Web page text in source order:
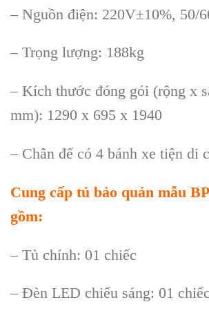
– Nguồn điện: 220V±10%, 50/
– Trọng lượng: 188kg
– Kích thước đóng gói (rộng x s
mm): 1290 x 695 x 1940
– Chân đế có 4 bánh xe tiện di
Cung cấp tủ bảo quản mẫu
gồm:
– Tủ chính: 01 chiếc
– Đèn LED chiếu sáng: 01 chiếc